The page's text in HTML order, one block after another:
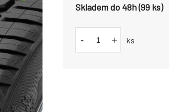
Skladem do 48h (99 ks)
- + ks